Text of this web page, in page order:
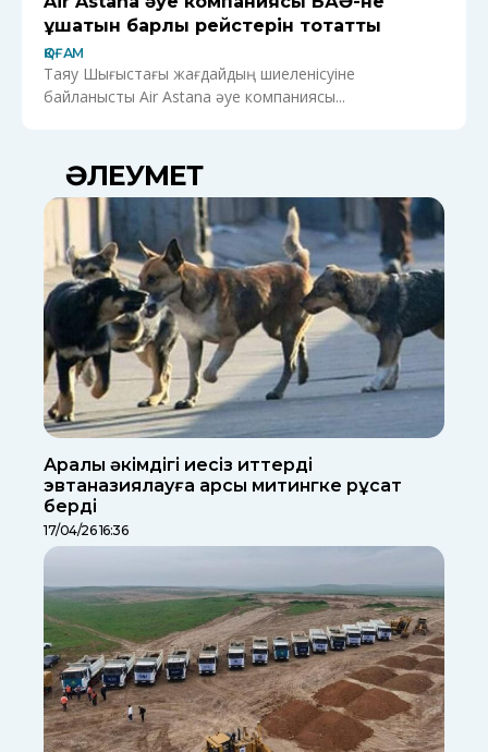
ұшатын барлық рейстерін тоқтатты
ҚОҒАМ
Таяу Шығыстағы жағдайдың шиеленісуіне
байланысты Air Astana әуе компаниясы...
ӘЛЕУМЕТ
Арқалық әкімдігі иесіз иттерді
эвтаназиялауға қарсы митингке рұқсат
берді
17/04/26 16:36